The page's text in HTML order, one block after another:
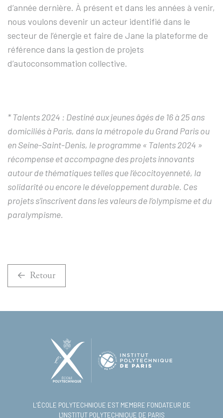
d’année dernière. À présent et dans les années à venir,
nous voulons devenir un acteur identifié dans le
secteur de l’énergie et faire de Jane la plateforme de
référence dans la gestion de projets
d’autoconsommation collective.
* Talents 2024 : Destiné aux jeunes âgés de 16 à 25 ans
domiciliés à Paris, dans la métropole du Grand Paris ou
en Seine-Saint-Denis, le programme « Talents 2024 »
récompense et accompagne des projets innovants
autour de thématiques telles que l’écocitoyenneté, la
solidarité ou encore le développement durable. Ces
projets s’inscrivent dans les valeurs de l’olympisme et du
paralympisme.
Retour
L’ÉCOLE POLYTECHNIQUE EST MEMBRE FONDATEUR DE
L'INSTITUT POLYTECHNIQUE DE PARIS